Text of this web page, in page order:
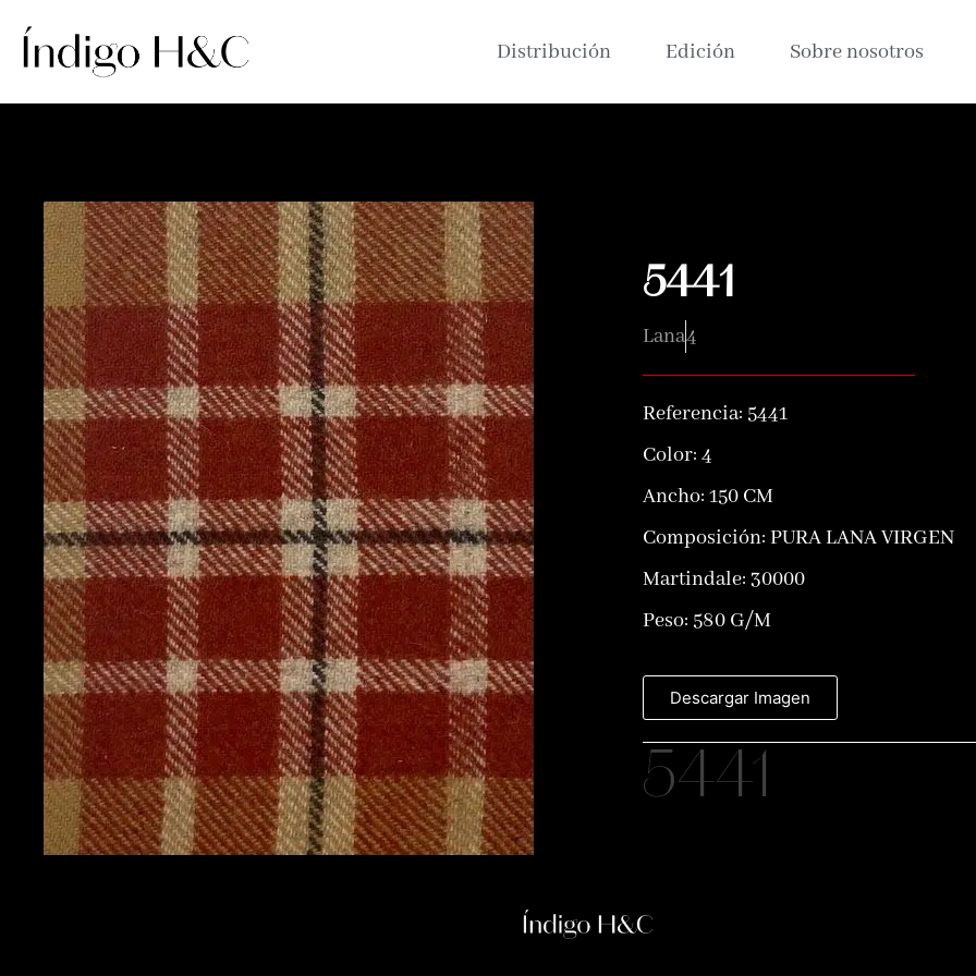
Distribución Edición Sobre nosotros
5441
Lana4
Referencia: 5441
Color: 4
Ancho: 150 CM
Composición: PURA LANA VIRGEN
Martindale: 30000
Peso: 580 G/M
Descargar Imagen
5441